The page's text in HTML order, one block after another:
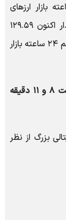
درصد از کل حجم ۲۴ ساعته بازار ارزهای
دیجیتال بوده و حجم تمام سکه‌های پایدار اکنون ۱۲۹.۵۹
میلیارد دلار است که ۹۲.۰۶ درصد از کل حجم ۲۴ ساعته بازار
به‌روزرسانی قیمت ارزهای دیجیتالی (تا ساعت ۸ و ۱۱ دقیقه
قیمتی ۱۰ ارز دیجیتالی بزرگ از نظر